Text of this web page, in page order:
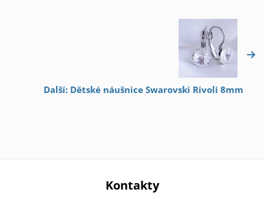
Další: Dětské náušnice Swarovski Rivoli 8mm
Kontakty